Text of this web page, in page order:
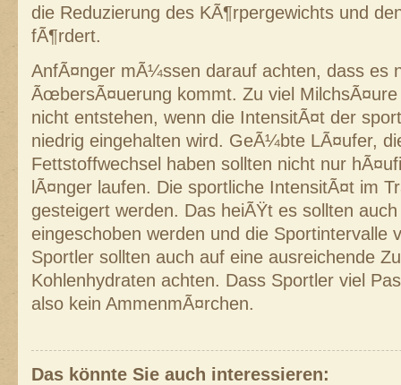
die Reduzierung des KÃ¶rpergewichts und
fÃ¶rdert.
AnfÃ¤nger mÃ¼ssen darauf achten, dass es
ÃœbersÃ¤uerung kommt. Zu viel
nicht entstehen, wenn die IntensitÃ¤t der
niedrig eingehalten wird. GeÃ¼bte LÃ¤ufer,
Fettstoffwechsel haben sollten nicht nur
lÃ¤nger laufen. Die sportliche IntensitÃ¤t im
gesteigert werden. Das heiÃŸt es sollten
eingeschoben werden und die Sportintervalle
Sportler sollten auch auf eine ausreichende
Kohlenhydraten achten. Dass Sportler viel
also kein AmmenmÃ¤rchen.
Das könnte Sie auch interessieren: